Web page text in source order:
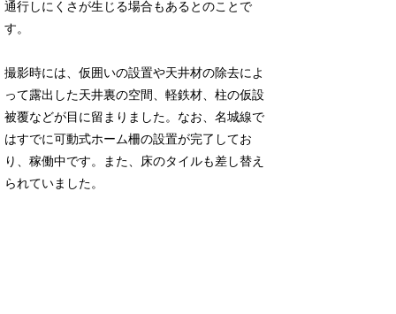
通行しにくさが生じる場合もあるとのことで
す。
撮影時には、仮囲いの設置や天井材の除去によ
って露出した天井裏の空間、軽鉄材、柱の仮設
被覆などが目に留まりました。なお、名城線で
はすでに可動式ホーム柵の設置が完了してお
り、稼働中です。また、床のタイルも差し替え
られていました。